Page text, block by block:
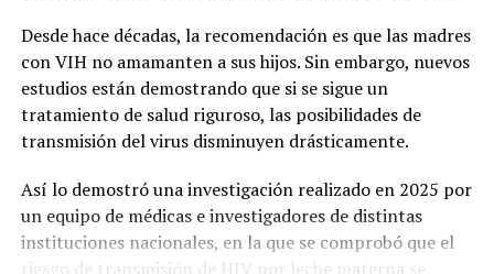
Desde hace décadas, la recomendación es que las madres
con VIH no amamanten a sus hijos. Sin embargo, nuevos
estudios están demostrando que si se sigue un
tratamiento de salud riguroso, las posibilidades de
transmisión del virus disminuyen drásticamente.
Así lo demostró una investigación realizado en 2025 por
un equipo de médicas e investigadores de distintas
instituciones nacionales, en la que se comprobó que el
riesgo de transmisión de HIV por leche materna se